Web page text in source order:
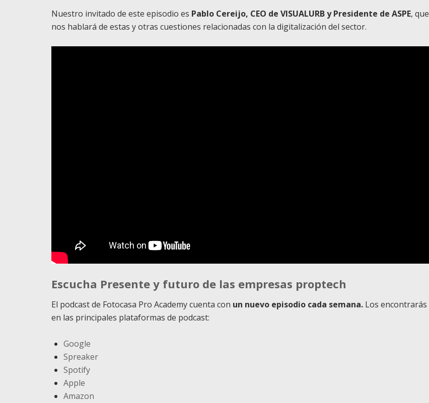
Nuestro invitado de este episodio es Pablo Cereijo, CEO de VISUALURB y Presidente de ASPE, que
nos hablará de estas y otras cuestiones relacionadas con la digitalización del sector.
Escucha Presente y futuro de las empresas proptech
El podcast de Fotocasa Pro Academy cuenta con un nuevo episodio cada semana. Los encontrarás
en las principales plataformas de podcast:
Google
Spreaker
Spotify
Apple
Amazon